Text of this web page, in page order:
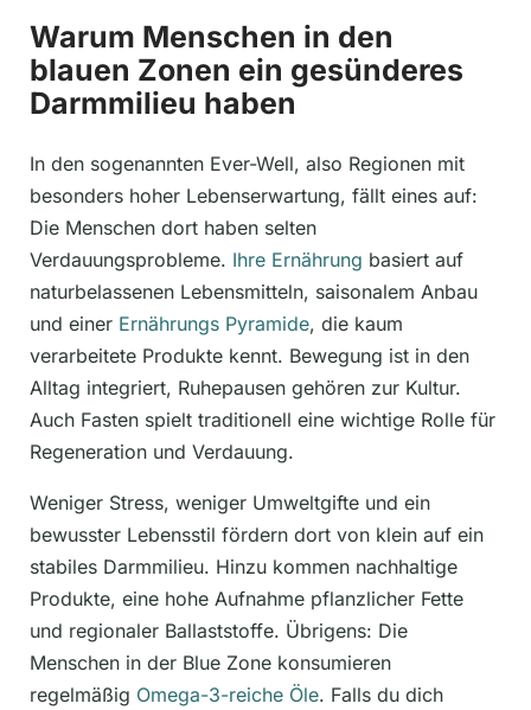
Warum Menschen in den
blauen Zonen ein gesünderes
Darmmilieu haben
In den sogenannten Ever-Well, also Regionen mit
besonders hoher Lebenserwartung, fällt eines auf:
Die Menschen dort haben selten
Verdauungsprobleme. Ihre Ernährung basiert auf
naturbelassenen Lebensmitteln, saisonalem Anbau
und einer Ernährungs Pyramide, die kaum
verarbeitete Produkte kennt. Bewegung ist in den
Alltag integriert, Ruhepausen gehören zur Kultur.
Auch Fasten spielt traditionell eine wichtige Rolle für
Regeneration und Verdauung.
Weniger Stress, weniger Umweltgifte und ein
bewusster Lebensstil fördern dort von klein auf ein
stabiles Darmmilieu. Hinzu kommen nachhaltige
Produkte, eine hohe Aufnahme pflanzlicher Fette
und regionaler Ballaststoffe. Übrigens: Die
Menschen in der Blue Zone konsumieren
regelmäßig Omega-3-reiche Öle. Falls du dich